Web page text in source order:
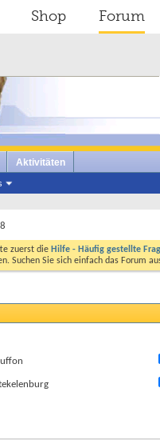
Shop Forum
Aktivitäten
zuerst die Hilfe - Häufig gestellte
Suchen Sie sich einfach das Forum